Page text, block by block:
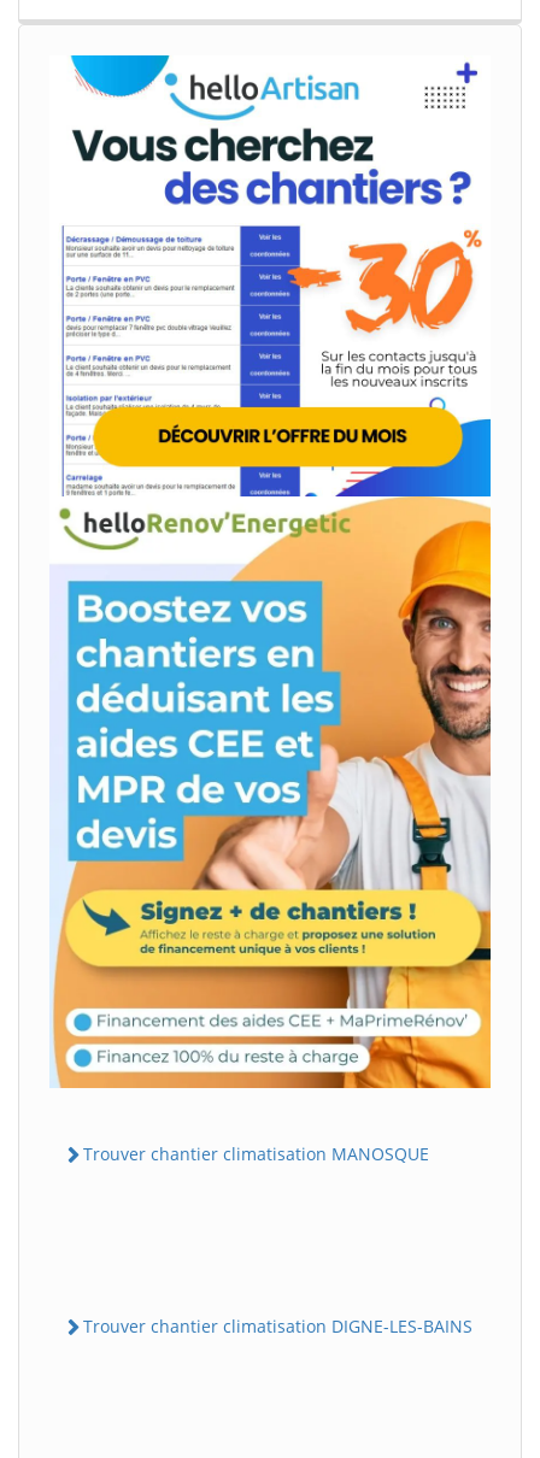
Trouver chantier climatisation MANOSQUE
Trouver chantier climatisation DIGNE-LES-BAINS